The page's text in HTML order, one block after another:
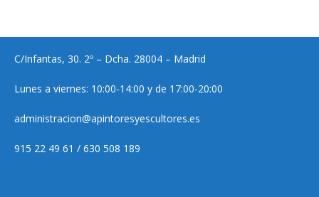
C/Infantas, 30. 2º – Dcha. 28004 – Madrid
Lunes a viernes: 10:00-14:00 y de 17:00-20:00
administracion@apintoresyescultores.es
915 22 49 61 / 630 508 189